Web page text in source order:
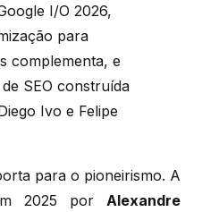
I/O 2026,
para
complementa, e
SEO construída
Ivo e Felipe
para o pioneirismo. A
2025 por Alexandre